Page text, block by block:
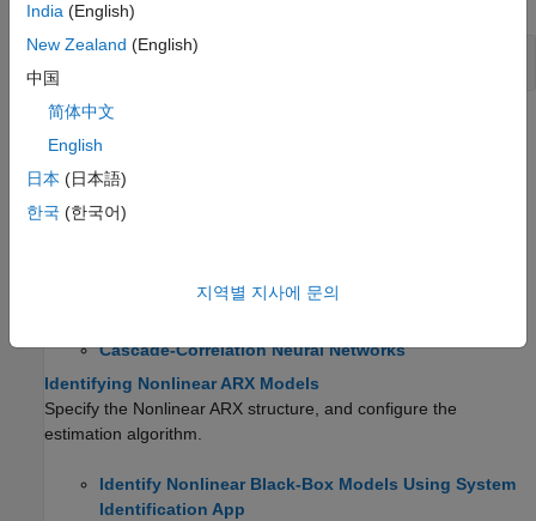
시뮬레이션
What Are Nonlinear ARX Models?
custom network nonlinearities.
Cascade-Correlation Neural Networks
Identifying Nonlinear ARX Models
Specify the Nonlinear ARX structure, and configure the
estimation algorithm.
Identify Nonlinear Black-Box Models Using System
Identification App
India (English)
New Zealand (English)
中国
简体中文
English
日本 (日本語)
한국 (한국어)
지역별 지사에 문의